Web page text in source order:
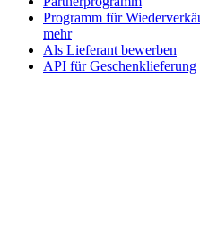
Programm für
mehr
Als Lieferant bewerben
API für Geschenklieferung